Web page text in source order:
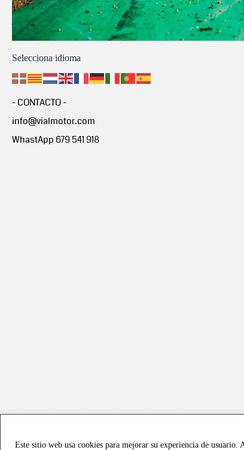
Este sitio web usa cookies para mejorar su experiencia de usuario.
Selecciona idioma
- CONTACTO -
info@vialmotor.com
WhastApp 679 541 918